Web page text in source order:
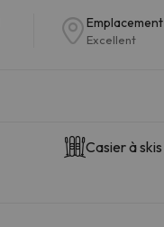
Emplacement
Excellent
Casier à skis